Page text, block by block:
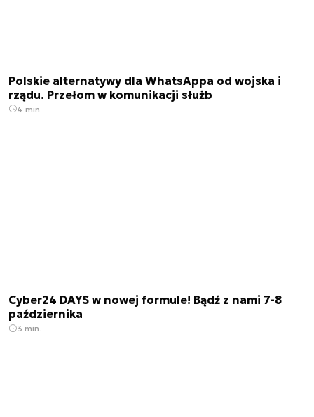
Polskie alternatywy dla WhatsAppa od wojska i
rządu. Przełom w komunikacji służb
4 min.
Cyber24 DAYS w nowej formule! Bądź z nami 7-8
października
3 min.